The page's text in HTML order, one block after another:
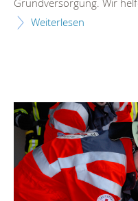
Grundversorgung. Wir
Weiterlesen